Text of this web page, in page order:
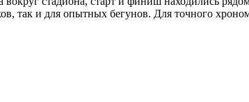
так и для опытных бегунов. Для точного